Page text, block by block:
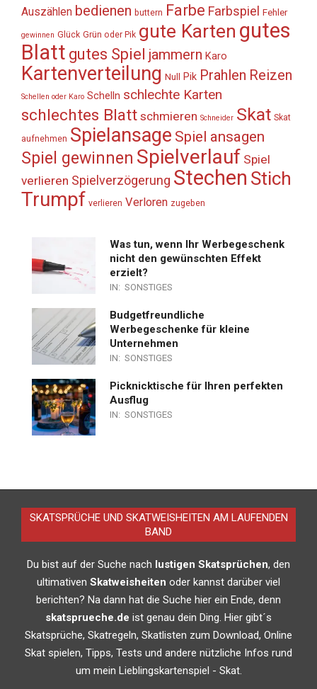
Auszählen bedienen buttern Farbe Farbspiel Fehler
gewinnen Glück Grün oder Pik gute Karten gutes
Blatt gutes Spiel jammern Karo
Kartenverteilung Null Pik Prahlen Reizen
Schellen oder Karo Schelln schlechte Karten
schlechtes Blatt schmieren Schneider Skat Skat
aufnehmen Spielansage Spiel ansagen
Spiel gewinnen Spielverlauf Spiel
verlieren Spielverzögerung Stechen Stich
Trumpf verlieren Verloren zugeben
Was tun, wenn Ihr Werbegeschenk
nicht den gewünschten Effekt
erzielt?
IN: SONSTIGES
Budgetfreundliche
Werbegeschenke für kleine
Unternehmen
IN: SONSTIGES
Picknicktische für Ihren perfekten
Ausflug
IN: SONSTIGES
SKATSPRÜCHE UND SKATWEISHEITEN AM LAUFENDEN
BAND
Du bist auf der Suche nach lustigen Skatsprüchen, den
ultimativen Skatweisheiten oder kannst darüber viel
berichten? Na dann hat die Suche hier ein Ende, denn
skatsprueche.de ist genau dein Ding. Hier gibt´s
Skatsprüche, Skatregeln, Skatlisten zum Download, Online
Skat spielen, Tipps, Tests und andere nützliche Infos rund
um mein Lieblingskartenspiel - Skat.